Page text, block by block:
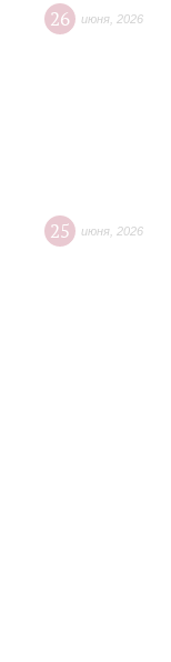
26 июня 2026
25 июня 2026